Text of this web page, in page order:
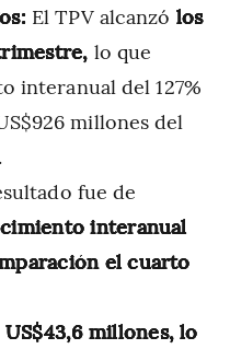
El TPV alcanzó los
lo que
interanual del 127%
millones del
fue de
interanual
el cuarto
millones, lo